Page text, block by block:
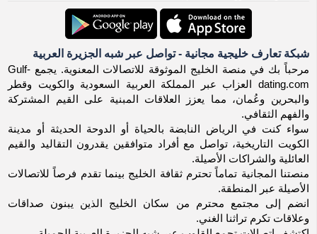
شبكة تعارف خليجية مجانية - تواصل عبر شبه الجزيرة العربية
مرحباً بك في منصة الخليج الموثوقة للاتصالات المعنوية. يجمع Gulf-
dating.com العزاب عبر المملكة العربية السعودية والكويت وقطر
والبحرين وعُمان، مما يعزز العلاقات المبنية على القيم المشتركة
والفهم الثقافي.
سواء كنت في الرياض النابضة بالحياة أو الدوحة الحديثة أو مدينة
الكويت التاريخية، تواصل مع أفراد متوافقين يقدرون التقاليد والقيم
العائلية والشراكات الأصيلة.
منصتنا المجانية تماماً تحترم ثقافة الخليج بينما تقدم فرصاً للاتصالات
الأصيلة عبر المنطقة.
انضم إلى مجتمع محترم من سكان الخليج الذين يبنون صداقات
وعلاقات تكرم تراثنا الغني.